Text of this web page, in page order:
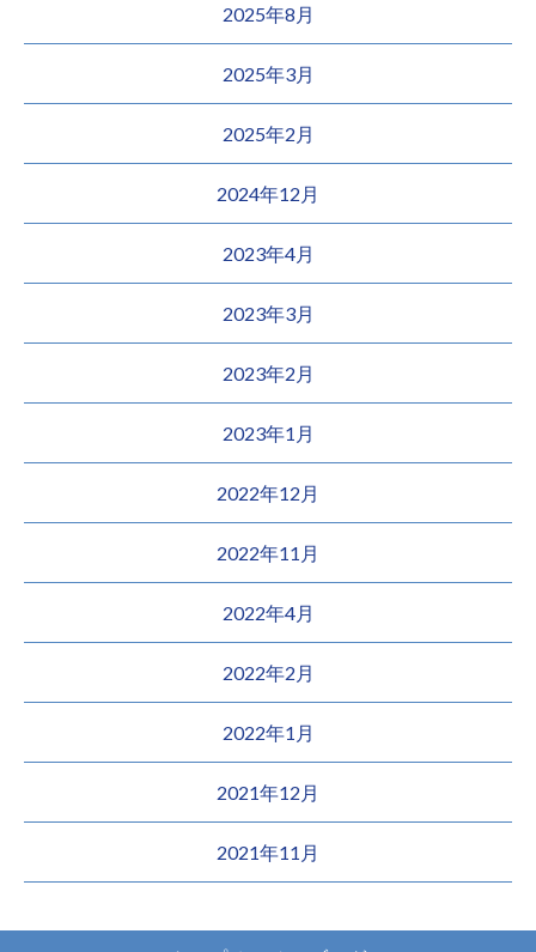
2025年8月
2025年3月
2025年2月
2024年12月
2023年4月
2023年3月
2023年2月
2023年1月
2022年12月
2022年11月
2022年4月
2022年2月
2022年1月
2021年12月
2021年11月